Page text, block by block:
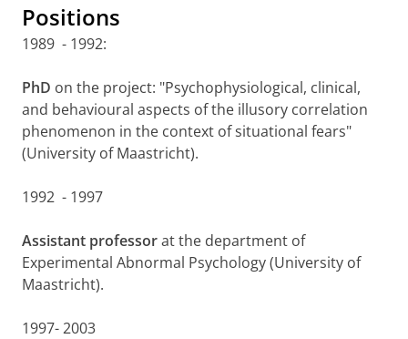
Positions
1989 - 1992:
PhD on the project: "Psychophysiological, clinical,
and behavioural aspects of the illusory correlation
phenomenon in the context of situational fears"
(University of Maastricht).
1992 - 1997
Assistant professorat the department of
Experimental Abnormal Psychology (University of
Maastricht).
1997- 2003